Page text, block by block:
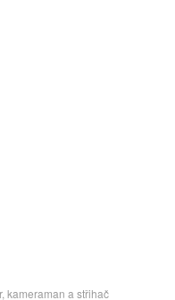
kameraman a střihač